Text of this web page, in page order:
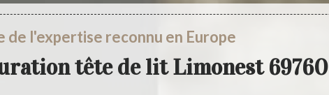
de l'expertise reconnu en Europe
tête de lit Limonest 69760